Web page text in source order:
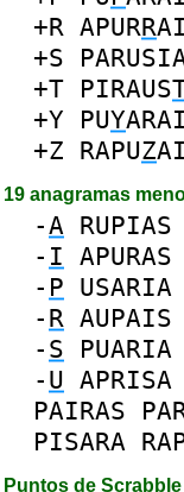
+R APURR
+S
+T PIRAUS
+Y PUY
+Z RAPUZ
19 anagramas
-A RUPIAS
- I APURAS
- P USARIA
- R AUPAIS
- S PUARIA
- U APRISA
PAIRAS
PISARA
Puntos de Scrabble